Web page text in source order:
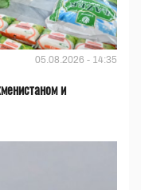
05.08.2026 - 14:35
и